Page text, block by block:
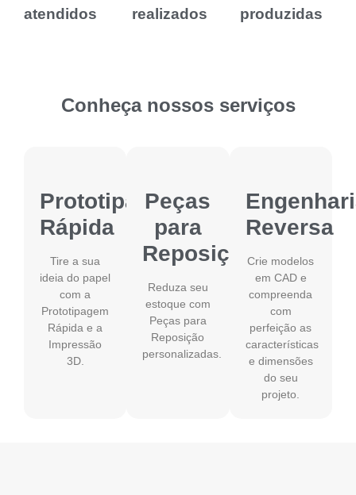
atendidos realizados produzidas
Conheça nossos serviços
Prototipagem
Rápida
Tire a sua
ideia do papel
com a
Prototipagem
Rápida e a
Impressão
3D.
Peças
para
Reposição
Reduza seu
estoque com
Peças para
Reposição
personalizadas.
Reversa
Crie modelos
em CAD e
compreenda
com
perfeição as
características
e dimensões
do seu
projeto.